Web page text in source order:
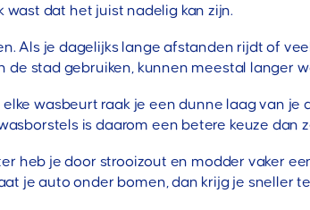
dat het juist nadelig kan zijn.
Als je dagelijks lange afstanden rijdt of
de stad gebruiken, kunnen meestal langer
wasbeurt raak je een dunne laag van
is daarom een betere keuze dan
heb je door strooizout en modder vaker
je auto onder bomen, dan krijg je sneller